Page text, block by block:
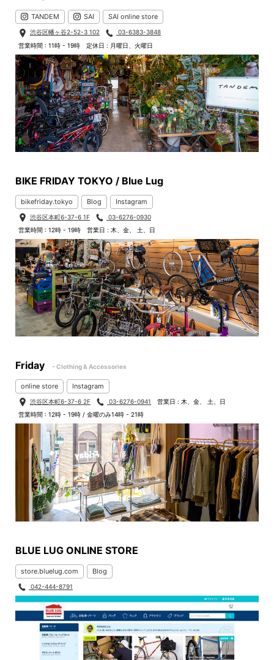
TANDEM SAI SAI online store
渋谷区幡ヶ谷2-52-3 102
03-6383-3848
営業時間 : 11時 - 19時
定休日 : 月曜日、火曜日
BIKE FRIDAY TOKYO / Blue Lug
bikefriday.tokyo Blog Instagram
渋谷区本町6-37-6 1F
03-6276-0930
営業時間 : 12時 - 19時
営業日 : 木、金、 土、日
Friday - Clothing & Accessories
online store Instagram
渋谷区本町6-37-6 2F 03-6276-0941
営業日 : 木、金、 土、日
営業時間 : 12時 - 19時 / 金曜のみ14時 - 21時
BLUE LUG ONLINE STORE
store.bluelug.com Blog
042-444-8791